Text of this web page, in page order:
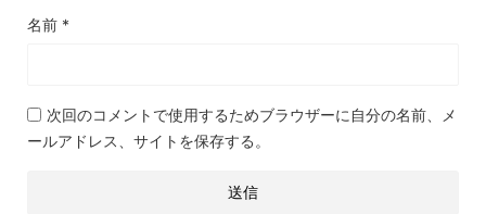
名前 *
次回のコメントで使用するためブラウザーに自分の名前、メ
ールアドレス、サイトを保存する。